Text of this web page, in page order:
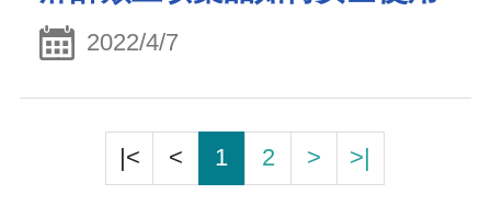
2022/4/7
|< < 1 2 > >|